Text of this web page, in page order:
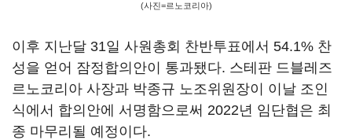
(사진=르노코리아)
이후 지난달 31일 사원총회 찬반투표에서 54.1% 찬
성을 얻어 잠정합의안이 통과됐다. 스테판 드블레즈
르노코리아 사장과 박종규 노조위원장이 이날 조인
식에서 합의안에 서명함으로써 2022년 임단협은 최
종 마무리될 예정이다.